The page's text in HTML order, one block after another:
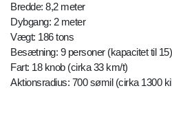
Bredde: 8,2 meter
Dybgang: 2 meter
Vægt: 186 tons
Besætning: 9 personer (kapacitet til 15)
Fart: 18 knob (cirka 33 km/t)
Aktionsradius: 700 sømil (cirka 1300